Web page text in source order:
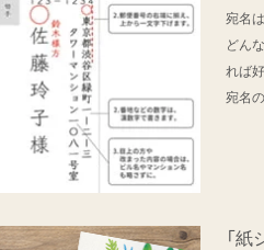
宛名
どん
れば
宛名
「